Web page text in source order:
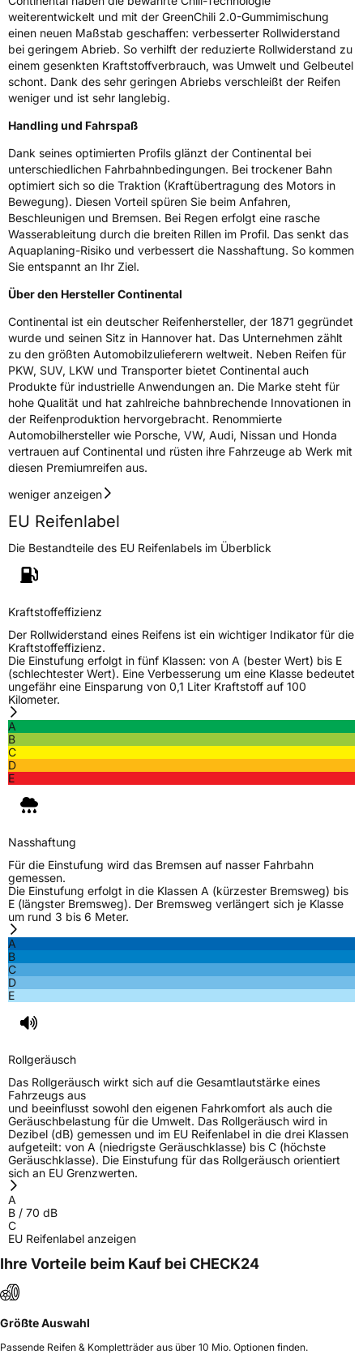
Eisgrip
Nein
EPREL ID481423
Allgemeine Produktsicherheit (GPSR)
HerstellerkontaktContinental Reifen Deutschland GmbH
Deutschland,
weiterentwickelt und mit der GreenChili 2.0-Gummimischung
einen neuen Maßstab geschaffen: verbesserter Rollwiderstand
bei geringem Abrieb. So verhilft der reduzierte Rollwiderstand zu
einem gesenkten Kraftstoffverbrauch, was Umwelt und Gelbeutel
schont. Dank des sehr geringen Abriebs verschleißt der Reifen
weniger und ist sehr langlebig.
Handling und Fahrspaß
Dank seines optimierten Profils glänzt der Continental bei
unterschiedlichen Fahrbahnbedingungen. Bei trockener Bahn
optimiert sich so die Traktion (Kraftübertragung des Motors in
Bewegung). Diesen Vorteil spüren Sie beim Anfahren,
Beschleunigen und Bremsen. Bei Regen erfolgt eine rasche
Wasserableitung durch die breiten Rillen im Profil. Das senkt das
Aquaplaning-Risiko und verbessert die Nasshaftung. So kommen
Sie entspannt an Ihr Ziel.
Über den Hersteller Continental
Continental ist ein deutscher Reifenhersteller, der 1871 gegründet
wurde und seinen Sitz in Hannover hat. Das Unternehmen zählt
zu den größten Automobilzulieferern weltweit. Neben Reifen für
PKW, SUV, LKW und Transporter bietet Continental auch
Produkte für industrielle Anwendungen an. Die Marke steht für
hohe Qualität und hat zahlreiche bahnbrechende Innovationen in
der Reifenproduktion hervorgebracht. Renommierte
Automobilhersteller wie Porsche, VW, Audi, Nissan und Honda
vertrauen auf Continental und rüsten ihre Fahrzeuge ab Werk mit
diesen Premiumreifen aus.
weniger anzeigen
EU Reifenlabel
Die Bestandteile des EU Reifenlabels im Überblick
Kraftstoffeffizienz
Der Rollwiderstand eines Reifens ist ein wichtiger Indikator für die
Kraftstoffeffizienz.
Die Einstufung erfolgt in fünf Klassen: von A (bester Wert) bis E
(schlechtester Wert). Eine Verbesserung um eine Klasse bedeutet
ungefähr eine Einsparung von 0,1 Liter Kraftstoff auf 100
Kilometer.
A
B
C
D
E
Nasshaftung
Für die Einstufung wird das Bremsen auf nasser Fahrbahn
gemessen.
Die Einstufung erfolgt in die Klassen A (kürzester Bremsweg) bis
E (längster Bremsweg). Der Bremsweg verlängert sich je Klasse
um rund 3 bis 6 Meter.
A
B
C
D
E
Rollgeräusch
Das Rollgeräusch wirkt sich auf die Gesamtlautstärke eines
Fahrzeugs aus
und beeinflusst sowohl den eigenen Fahrkomfort als auch die
Geräuschbelastung für die Umwelt. Das Rollgeräusch wird in
Dezibel (dB) gemessen und im EU Reifenlabel in die drei Klassen
aufgeteilt: von A (niedrigste Geräuschklasse) bis C (höchste
Geräuschklasse). Die Einstufung für das Rollgeräusch orientiert
sich an EU Grenzwerten.
A
B / 70 dB
C
EU Reifenlabel anzeigen
Ihre Vorteile beim Kauf bei CHECK24
Größte Auswahl
Passende Reifen & Kompletträder aus über 10 Mio. Optionen finden.